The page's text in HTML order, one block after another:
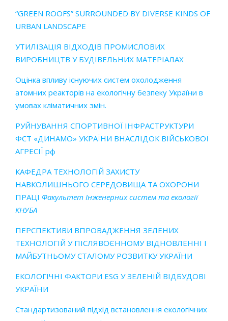
“GREEN ROOFS” SURROUNDED BY DIVERSE KINDS OF
URBAN LANDSCAPE
УТИЛІЗАЦІЯ ВІДХОДІВ ПРОМИСЛОВИХ
ВИРОБНИЦТВ У БУДІВЕЛЬНИХ МАТЕРІАЛАХ
Оцінка впливу існуючих систем охолодження
атомних реакторів на екологічну безпеку України в
умовах кліматичних змін.
РУЙНУВАННЯ СПОРТИВНОЇ ІНФРАСТРУКТУРИ
ФСТ «ДИНАМО» УКРАЇНИ ВНАСЛІДОК ВІЙСЬКОВОЇ
АГРЕСІЇ рф
КАФЕДРА ТЕХНОЛОГІЙ ЗАХИСТУ
НАВКОЛИШНЬОГО СЕРЕДОВИЩА ТА ОХОРОНИ
ПРАЦІ Факультет Інженернихсистем та екології
КНУБА
ПЕРСПЕКТИВИ ВПРОВАДЖЕННЯ ЗЕЛЕНИХ
ТЕХНОЛОГІЙ У ПІСЛЯВОЄННОМУ ВІДНОВЛЕННІ І
МАЙБУТНЬОМУ СТАЛОМУ РОЗВИТКУ УКРАЇНИ
ЕКОЛОГІЧНІ ФАКТОРИ ESG У ЗЕЛЕНІЙ ВІДБУДОВІ
УКРАЇНИ
Стандартизований підхід встановлення екологічних